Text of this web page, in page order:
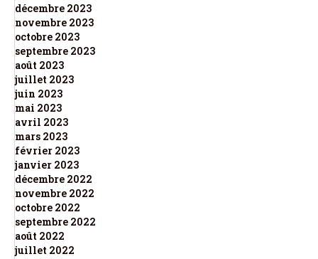
décembre 2023
novembre 2023
octobre 2023
septembre 2023
août 2023
juillet 2023
juin 2023
mai 2023
avril 2023
mars 2023
février 2023
janvier 2023
décembre 2022
novembre 2022
octobre 2022
septembre 2022
août 2022
juillet 2022